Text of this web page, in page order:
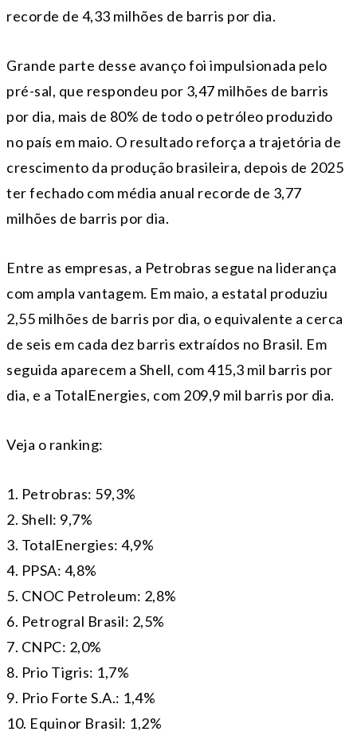
recorde de 4,33 milhões de barris por dia.
Grande parte desse avanço foi impulsionada pelo
pré-sal, que respondeu por 3,47 milhões de barris
por dia, mais de 80% de todo o petróleo produzido
no país em maio. O resultado reforça a trajetória de
crescimento da produção brasileira, depois de 2025
ter fechado com média anual recorde de 3,77
milhões de barris por dia.
Entre as empresas, a Petrobras segue na liderança
com ampla vantagem. Em maio, a estatal produziu
2,55 milhões de barris por dia, o equivalente a cerca
de seis em cada dez barris extraídos no Brasil. Em
seguida aparecem a Shell, com 415,3 mil barris por
dia, e a TotalEnergies, com 209,9 mil barris por dia.
Veja o ranking:
1. Petrobras: 59,3%
2. Shell: 9,7%
3. TotalEnergies: 4,9%
4. PPSA: 4,8%
5. CNOC Petroleum: 2,8%
6. Petrogral Brasil: 2,5%
7. CNPC: 2,0%
8. Prio Tigris: 1,7%
9. Prio Forte S.A.: 1,4%
10. Equinor Brasil: 1,2%